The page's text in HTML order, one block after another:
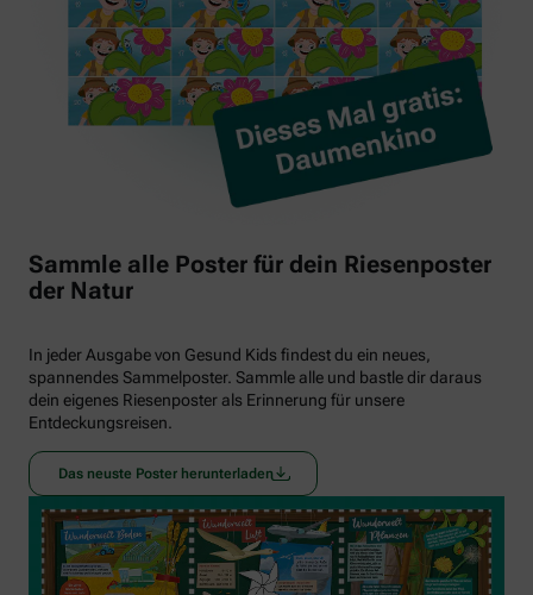
Sammle alle Poster für dein Riesenposter
der Natur
In jeder Ausgabe von Gesund Kids findest du ein neues,
spannendes Sammelposter. Sammle alle und bastle dir daraus
dein eigenes Riesenposter als Erinnerung für unsere
Entdeckungsreisen.
Das neuste Poster herunterladen